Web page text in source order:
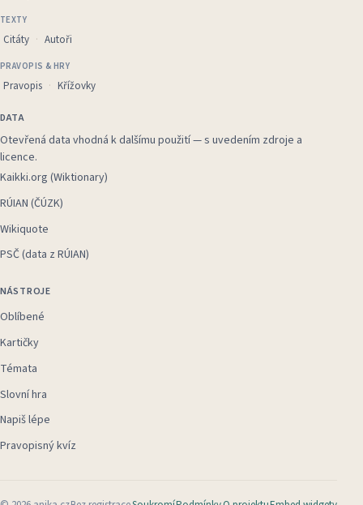
TEXTY
Citáty Autoři
PRAVOPIS & HRY
Pravopis Křížovky
DATA
Otevřená data vhodná k dalšímu použití — s uvedením zdroje a
licence.
Kaikki.org (Wiktionary)
RÚIAN (ČÚZK)
Wikiquote
PSČ (data z RÚIAN)
NÁSTROJE
Oblíbené
Kartičky
Témata
Slovní hra
Napiš lépe
Pravopisný kvíz